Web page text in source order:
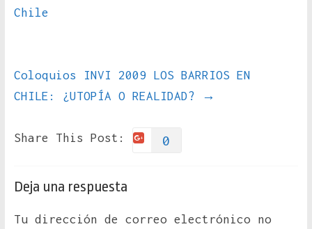
Chile
Coloquios INVI 2009 LOS BARRIOS EN
CHILE: ¿UTOPÍA O REALIDAD?
→
Share This Post: 0
Deja una respuesta
Tu dirección de correo electrónico no